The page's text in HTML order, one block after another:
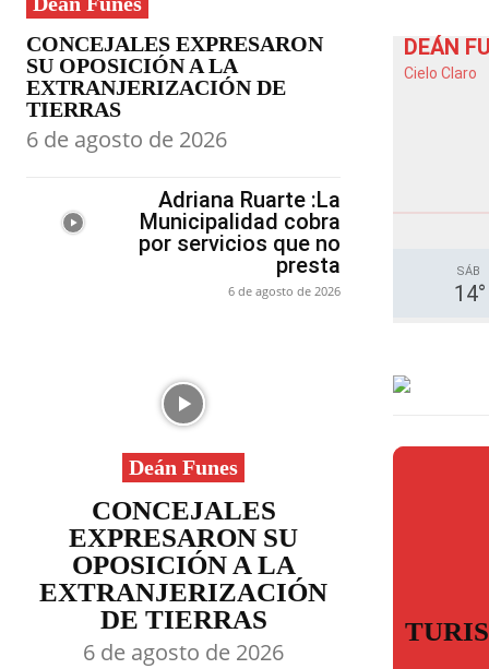
CONCEJALES EXPRESARON
SU OPOSICIÓN A LA
EXTRANJERIZACIÓN DE
TIERRAS
6 de agosto de 2026
Adriana Ruarte :La
Municipalidad cobra
por servicios que no
presta
6 de agosto de 2026
Deán Funes
CONCEJALES
EXPRESARON SU
OPOSICIÓN A LA
EXTRANJERIZACIÓN
DE TIERRAS
6 de agosto de 2026
DEÁN
Cielo Claro
SÁB
14°